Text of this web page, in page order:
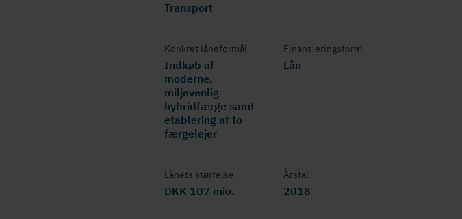
Transport
Konkret låneformål
Indkøb af
moderne,
miljøvenlig
hybridfærge samt
etablering af to
færgelejer
Fi­nan­si­e­rings­form
Lån
Lånets størrelse
DKK 107 mio.
Årstal
2018